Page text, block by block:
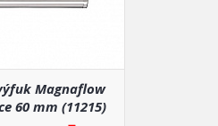
Magnaflow
60 mm (11215)